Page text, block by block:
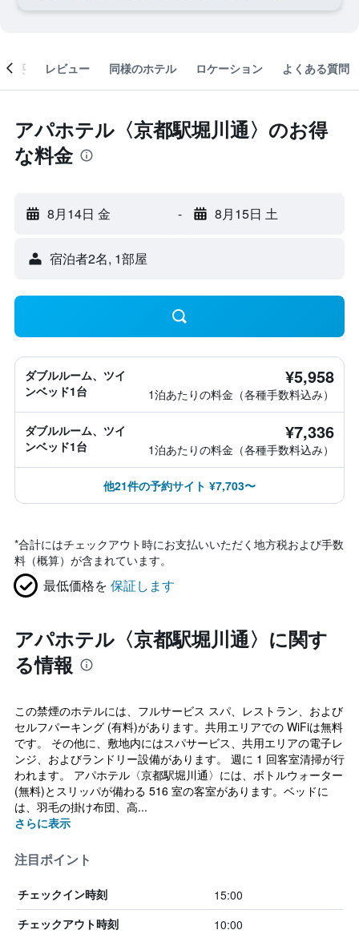
概要 レビュー 同様のホテル ロケーション よくある質問
アパホテル〈京都駅堀川通〉のお得
な料金
8月14日 金 - 8月15日 土
宿泊者2名, 1​部屋
ダブルルーム、ツイ
ンベッド1台
¥5,958
1泊あたりの料金（各種手数料込み）
ダブルルーム、ツイ
ンベッド1台
¥7,336
1泊あたりの料金（各種手数料込み）
他21件の予約サイト ¥7,703〜
*合計にはチェックアウト時にお支払いいただく地方税および手数
料（概算）が含まれています。
最低価格を 保証します
アパホテル〈京都駅堀川通〉に関す
る情報
この禁煙のホテルには、フルサービス スパ、レストラン、および
セルフパーキング (有料)があります。共用エリアでの WiFiは無料
です。 その他に、敷地内にはスパサービス、共用エリアの電子レ
ンジ、およびランドリー設備があります。 週に 1 回客室清掃が行
われます。 アパホテル〈京都駅堀川通〉には、ボトルウォーター
(無料)とスリッパが備わる 516 室の客室があります。ベッドに
は、羽毛の掛け布団、高...
さらに表示
注目ポイント
チェックイン時刻 15:00
チェックアウト時刻 10:00